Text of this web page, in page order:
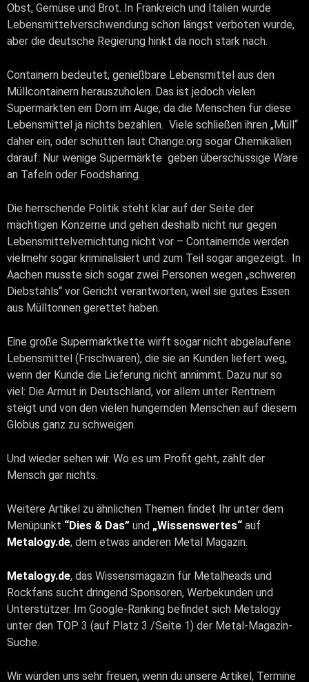
Obst, Gemüse und Brot. In Frankreich und Italien wurde
Lebensmittelverschwendung schon längst verboten wurde,
aber die deutsche Regierung hinkt da noch stark nach.
Containern bedeutet, genießbare Lebensmittel aus den
Müllcontainern herauszuholen. Das ist jedoch vielen
Supermärkten ein Dorn im Auge, da die Menschen für diese
Lebensmittel ja nichts bezahlen. Viele schließen ihren „Müll“
daher ein, oder schütten laut Change.org sogar Chemikalien
darauf. Nur wenige Supermärkte geben überschüssige Ware
an Tafeln oder Foodsharing.
Die herrschende Politik steht klar auf der Seite der
mächtigen Konzerne und gehen deshalb nicht nur gegen
Lebensmittelvernichtung nicht vor – Containernde werden
vielmehr sogar kriminalisiert und zum Teil sogar angezeigt. In
Aachen musste sich sogar zwei Personen wegen „schweren
Diebstahls“ vor Gericht verantworten, weil sie gutes Essen
aus Mülltonnen gerettet haben.
Eine große Supermarktkette wirft sogar nicht abgelaufene
Lebensmittel (Frischwaren), die sie an Kunden liefert weg,
wenn der Kunde die Lieferung nicht annimmt. Dazu nur so
viel: Die Armut in Deutschland, vor allem unter Rentnern
steigt und von den vielen hungernden Menschen auf diesem
Globus ganz zu schweigen.
Und wieder sehen wir. Wo es um Profit geht, zählt der
Mensch gar nichts.
Weitere Artikel zu ähnlichen Themen findet Ihr unter dem
Menüpunkt “Dies & Das” und „Wissenswertes“ auf
Metalogy.de, dem etwas anderen Metal Magazin.
Metalogy.de, das Wissensmagazin für Metalheads und
Rockfans sucht dringend Sponsoren, Werbekunden und
Unterstützer. Im Google-Ranking befindet sich Metalogy
unter den TOP 3 (auf Platz 3 /Seite 1) der Metal-Magazin-
Suche.
Wir würden uns sehr freuen, wenn du unsere Artikel, Termine